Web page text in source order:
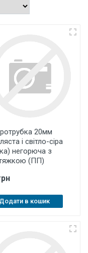
20мм
і світло-сіра
негорюча з
(ПП)
Додати в кошик